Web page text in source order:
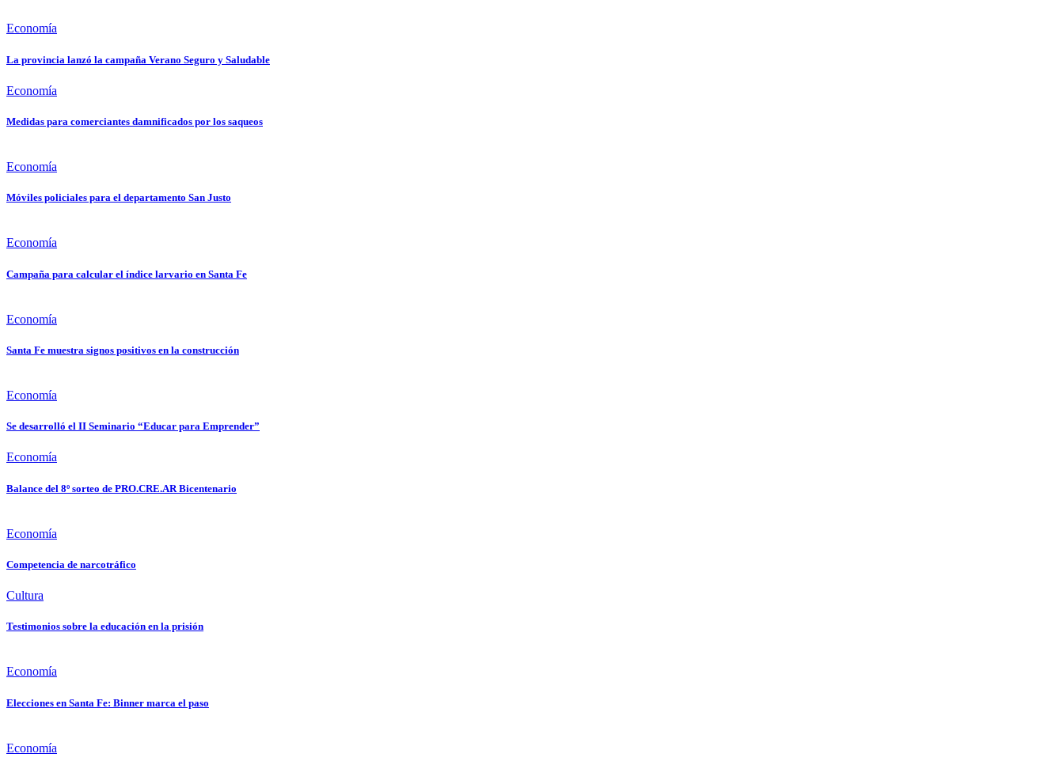
Economía
La provincia lanzó la campaña Verano Seguro y Saludable
Economía
Medidas para comerciantes damnificados por los saqueos
Economía
Móviles policiales para el departamento San Justo
Economía
Campaña para calcular el índice larvario en Santa Fe
Economía
Santa Fe muestra signos positivos en la construcción
Economía
Se desarrolló el II Seminario “Educar para Emprender”
Economía
Balance del 8º sorteo de PRO.CRE.AR Bicentenario
Economía
Competencia de narcotráfico
Cultura
Testimonios sobre la educación en la prisión
Economía
Elecciones en Santa Fe: Binner marca el paso
Economía